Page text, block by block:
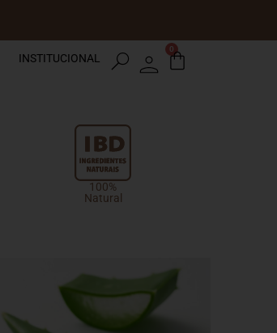
INSTITUCIONAL search 0
100%
Natural